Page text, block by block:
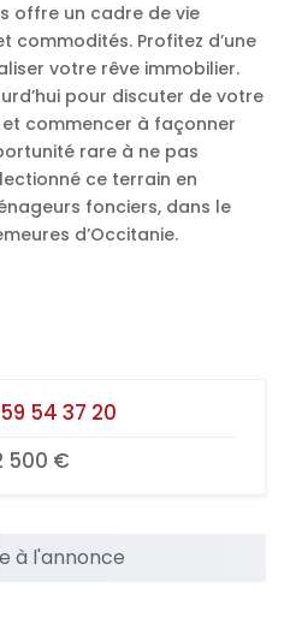
offre un cadre de vie
commodités. Profitez d’une
votre rêve immobilier.
pour discuter de votre
commencer à façonner
rare à ne pas
ce terrain en
fonciers, dans le
d’Occitanie.
54 37 20
500 €
à l'annonce